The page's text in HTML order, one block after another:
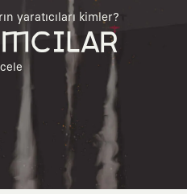
yaratıcıları kimler?